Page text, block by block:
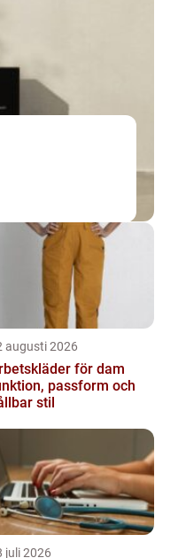
augusti 2026
för dam
passform och
stil
juli 2026